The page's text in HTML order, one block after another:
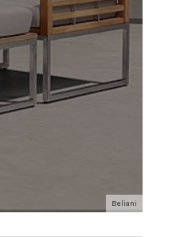
Beliani